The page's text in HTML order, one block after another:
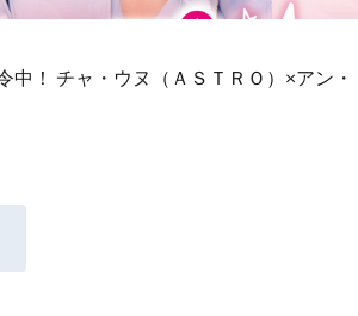
！ チャ・ウヌ（ＡＳＴＲＯ）×アン・